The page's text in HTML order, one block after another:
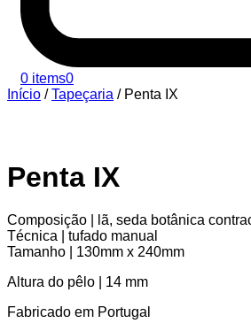
0 items0
Início /Tapeçaria / Penta IX
Penta IX
Composição | lã, seda botânica
Técnica | tufado manual
Tamanho | 130mm x 240mm
Altura do pêlo | 14 mm
Fabricado em Portugal